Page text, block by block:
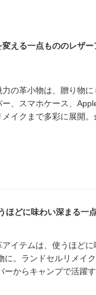
える一点もののレザ
の革小物は、贈り物
、スマホケース、
メイクまで多彩に展開
ほどに味わい深まる一
イテムは、使うほど
に。ランドセルリメイ
ーからキャンプで活躍